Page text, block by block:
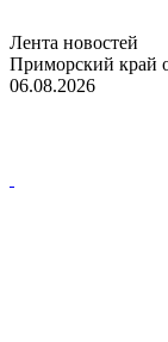
Лента новостей
Приморский край
06.08.2026